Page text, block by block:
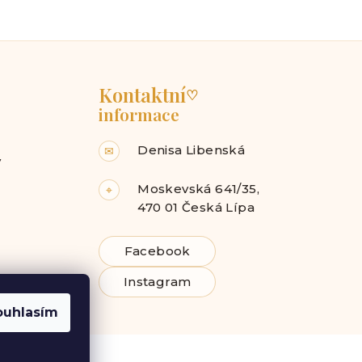
Kontaktní♡
informace
✉ Denisa Libenská
⌖
Moskevská 641/35,
470 01 Česká Lípa
Facebook
Instagram